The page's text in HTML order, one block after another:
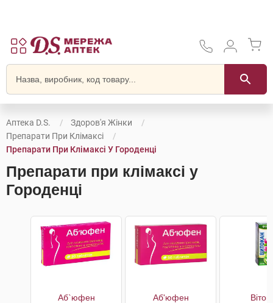
Аптека D.S.
Здоров'я Жінки
Препарати При Клімаксі
Препарати При Клімаксі У Городенці
Препарати при клімаксі у
Городенці
Аб`юфен Аб'юфен